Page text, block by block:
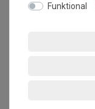
Funktional